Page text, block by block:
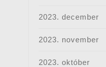
2023. december
2023. november
2023. október